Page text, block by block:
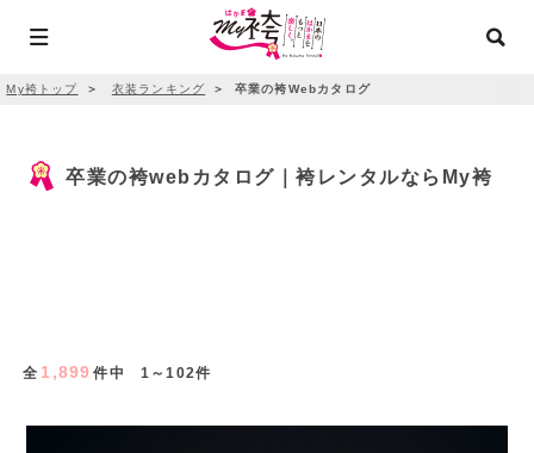
My袴トップ ＞ 衣装ランキング ＞ 卒業の袴Webカタログ
卒業の袴webカタログ｜袴レンタルならMy袴
全 1,899 件中 1～102件